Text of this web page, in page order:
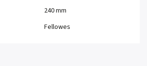
240 mm
Fellowes